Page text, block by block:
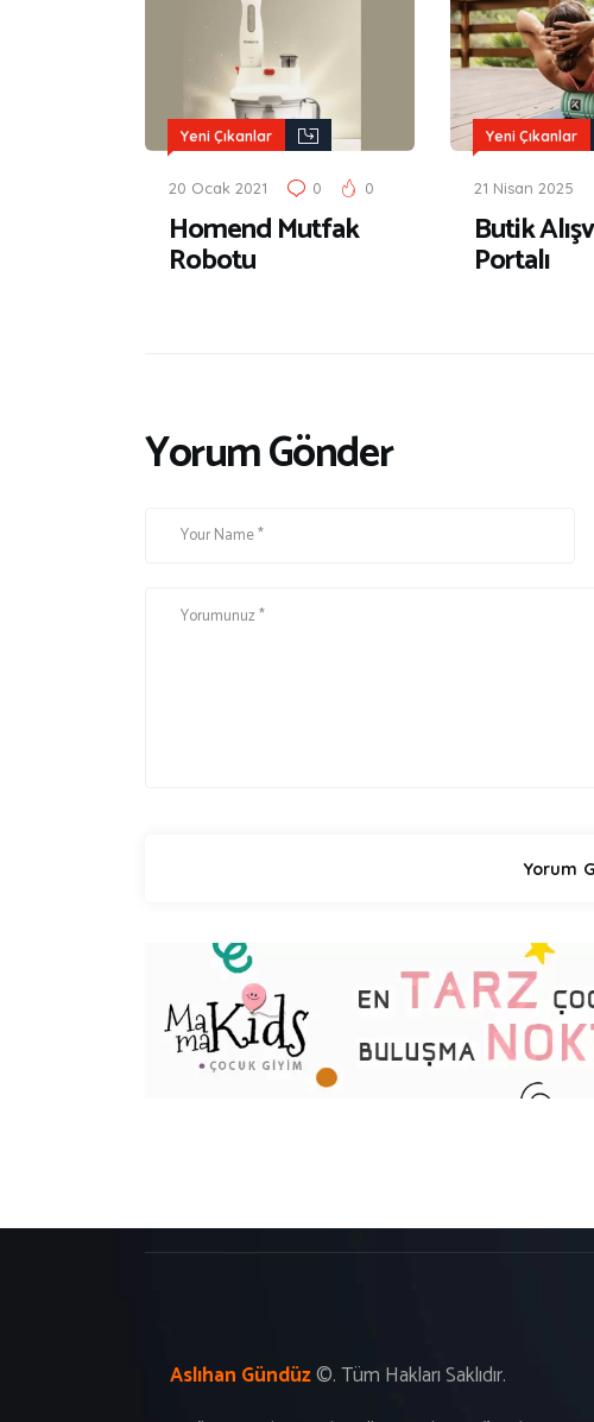
Yeni Çıkanlar
20 Ocak 2021 0 0
Homend Mutfak
Robotu
Yeni Çıkanlar
21 Nisan 2025
Butik
Portalı
Yorum Gönder
Aslıhan Gündüz©.